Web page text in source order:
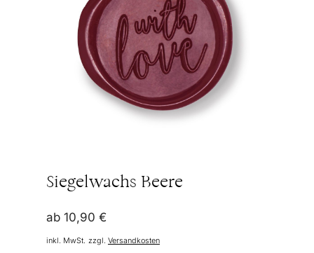
Siegelwachs Beere
ab 10,90 €
inkl. MwSt. zzgl. Versandkosten